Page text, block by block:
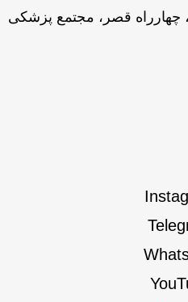
چهارراه قصر، مجتمع پزشکی